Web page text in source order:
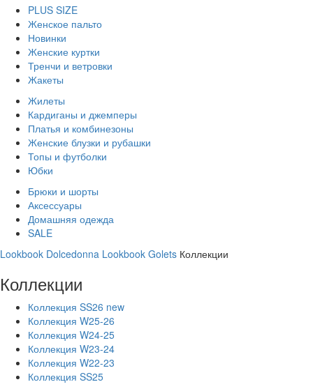
PLUS SIZE
Женское пальто
Новинки
Женские куртки
Тренчи и ветровки
Жакеты
Жилеты
Кардиганы и джемперы
Платья и комбинезоны
Женские блузки и рубашки
Топы и футболки
Юбки
Брюки и шорты
Аксессуары
Домашняя одежда
SALE
Lookbook Dolcedonna Lookbook Golets Коллекции
Коллекции
Коллекция SS26 new
Коллекция W25-26
Коллекция W24-25
Коллекция W23-24
Коллекция W22-23
Коллекция SS25